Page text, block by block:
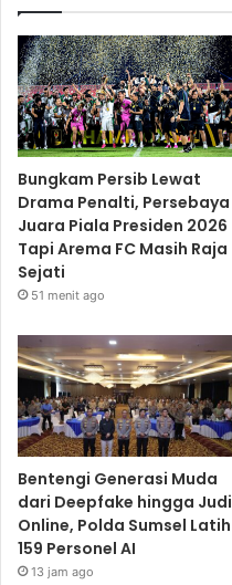
Bungkam Persib Lewat
Drama Penalti, Persebaya
Juara Piala Presiden 2026
Tapi Arema FC Masih Raja
Sejati
51 menit ago
Bentengi Generasi Muda
dari Deepfake hingga Judi
Online, Polda Sumsel Latih
159 Personel AI
13 jam ago